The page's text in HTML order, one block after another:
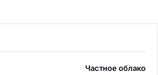
Частное облако